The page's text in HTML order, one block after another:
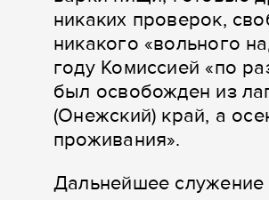
никаких проверок,
никакого «вольного
году Комиссией «по
был освобожден из
(Онежский) край, а
проживания».
Дальнейшее служение